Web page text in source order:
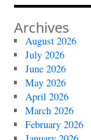
Archives
August 2026
July 2026
June 2026
May 2026
April 2026
March 2026
February 2026